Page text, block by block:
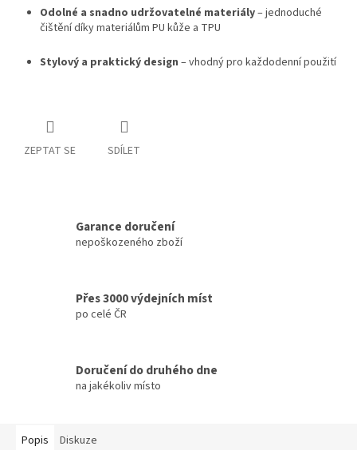
Odolné a snadno udržovatelné materiály– jednoduché
čištění díky materiálům PU kůže a TPU
Stylový a praktický design – vhodný pro každodenní použití
ZEPTAT SE SDÍLET
Garance doručení
nepoškozeného zboží
Přes 3000 výdejních míst
po celé ČR
Doručení do druhého dne
na jakékoliv místo
Popis Diskuze